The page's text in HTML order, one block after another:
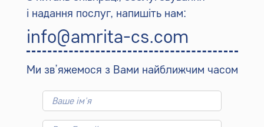
і надання послуг, напишіть нам:
info@amrita-cs.com
Ми зв’яжемося з Вами найближчим часом